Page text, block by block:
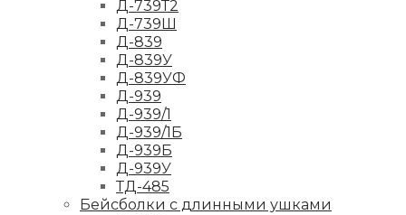
Д-739Т2
Д-739Ш
Д-839
Д-839У
Д-839УФ
Д-939
Д-939/1
Д-939/1Б
Д-939Б
Д-939У
ТД-485
Бейсболки с длинными ушками